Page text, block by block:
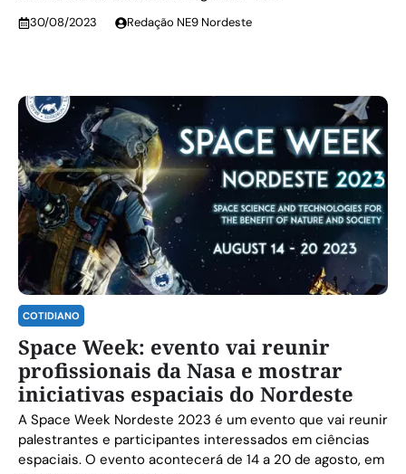
30/08/2023 Redação NE9 Nordeste
COTIDIANO
Space Week: evento vai reunir
profissionais da Nasa e mostrar
iniciativas espaciais do Nordeste
A Space Week Nordeste 2023 é um evento que vai reunir
palestrantes e participantes interessados em ciências
espaciais. O evento acontecerá de 14 a 20 de agosto, em